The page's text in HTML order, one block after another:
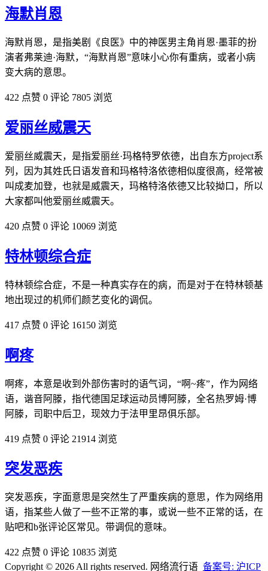
海默肖恩
海默肖恩，是指美剧《良医》中的神医男主角肖恩·墨菲的扮
演者弗莱迪·海默，“海默肖恩”意味小心你有重病，或者小病
变大病的意思。
422 点赞 0 评论 7805 浏览
爱丽丝威震天
爱丽丝威震天，是指爱丽丝·玛格特罗依德，出自东方project系
列，因为其姓氏日‌‌‌‌‌‌‌‌语发音和玛格特洛依德相似度很高，经常被
叫成麦加登，也就是威震天，玛格特洛依德又比较拗口，所以
大家都叫他爱丽丝威震天。
420 点赞 0 评论 10069 浏览
特林顿综合症
特林顿综合症，不是一种真实存在的病，而是对于在特林顿基
地出现过的机师们颜艺变化的调侃。
417 点赞 0 评论 16150 浏览
啊疼
啊疼，本意是收到外部伤害时的语气词，“啊~疼”，作为网络
语，谐音阿滕，指代德国足球运动员博阿滕，全名热罗姆·博
阿滕，司职中后卫，现效力于法甲里昂俱乐部。
419 点赞 0 评论 21914 浏览
突发恶疾
突发恶疾，字面意思是突然生了严重疾病的意思，作为网络用
语，指某些人做了一些不正常的事，或说一些不正常的话，在
贴吧和b张评论区常见。带调侃的意味。
422 点赞 0 评论 10835 浏览
Copyright © 2026 All rights reserved. 网络流行语 备案号: 沪ICP